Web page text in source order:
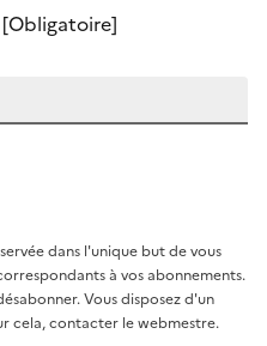
[Obligatoire]
dans l'unique but de vous
à vos abonnements.
Vous disposez d'un
cela, contacter le webmestre.